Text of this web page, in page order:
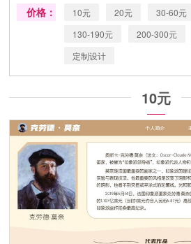
价格： 10元 20元 30-60元
130-190元
200-300元
定制设计
10元